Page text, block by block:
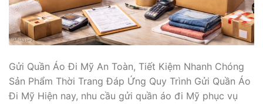
Gửi Quần Áo Đi Mỹ An Toàn, Tiết Kiệm Nhanh Chóng
Sản Phẩm Thời Trang Đáp Ứng Quy Trình Gửi Quần Áo
Đi Mỹ Hiện nay, nhu cầu gửi quần áo đi Mỹ phục vụ